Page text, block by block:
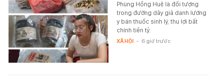
Phùng Hồng Huệ là đối tượng
trong đường dây giả danh lương
y bán thuốc sinh lý, thu lợi bất
chính tiền tỷ.
XÃ HỘI - 6 giờ trước